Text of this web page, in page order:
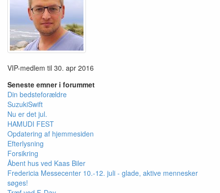
VIP-medlem til 30. apr 2016
Seneste emner i forummet
Din bedsteforældre
SuzukiSwift
Nu er det jul.
HAMUDI FEST
Opdatering af hjemmesiden
Efterlysning
Forsikring
Åbent hus ved Kaas Biler
Fredericia Messecenter 10.-12. juli - glade, aktive mennesker
søges!